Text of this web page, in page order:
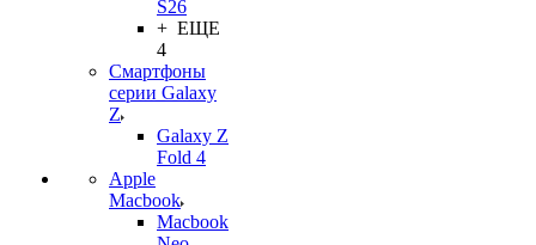
S26
+ ЕЩЕ
4
Смартфоны
серии Galaxy
Z
Galaxy Z
Fold 4
Apple
Macbook
Macbook